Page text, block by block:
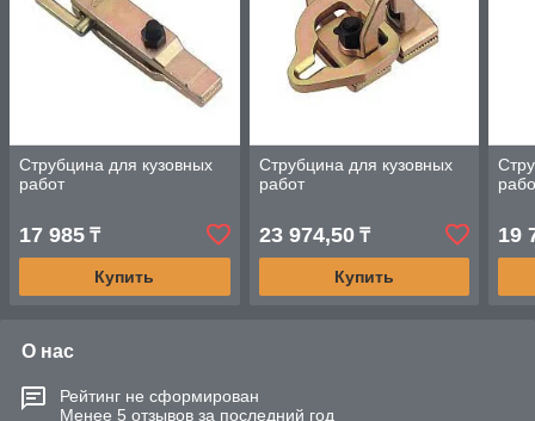
Струбцина для кузовных
работ
17 985 ₸
Купить
Струбцина для кузовных
работ
23 974,50₸
Купить
19
О нас
Рейтинг не сформирован
Менее 5 отзывов за последний год